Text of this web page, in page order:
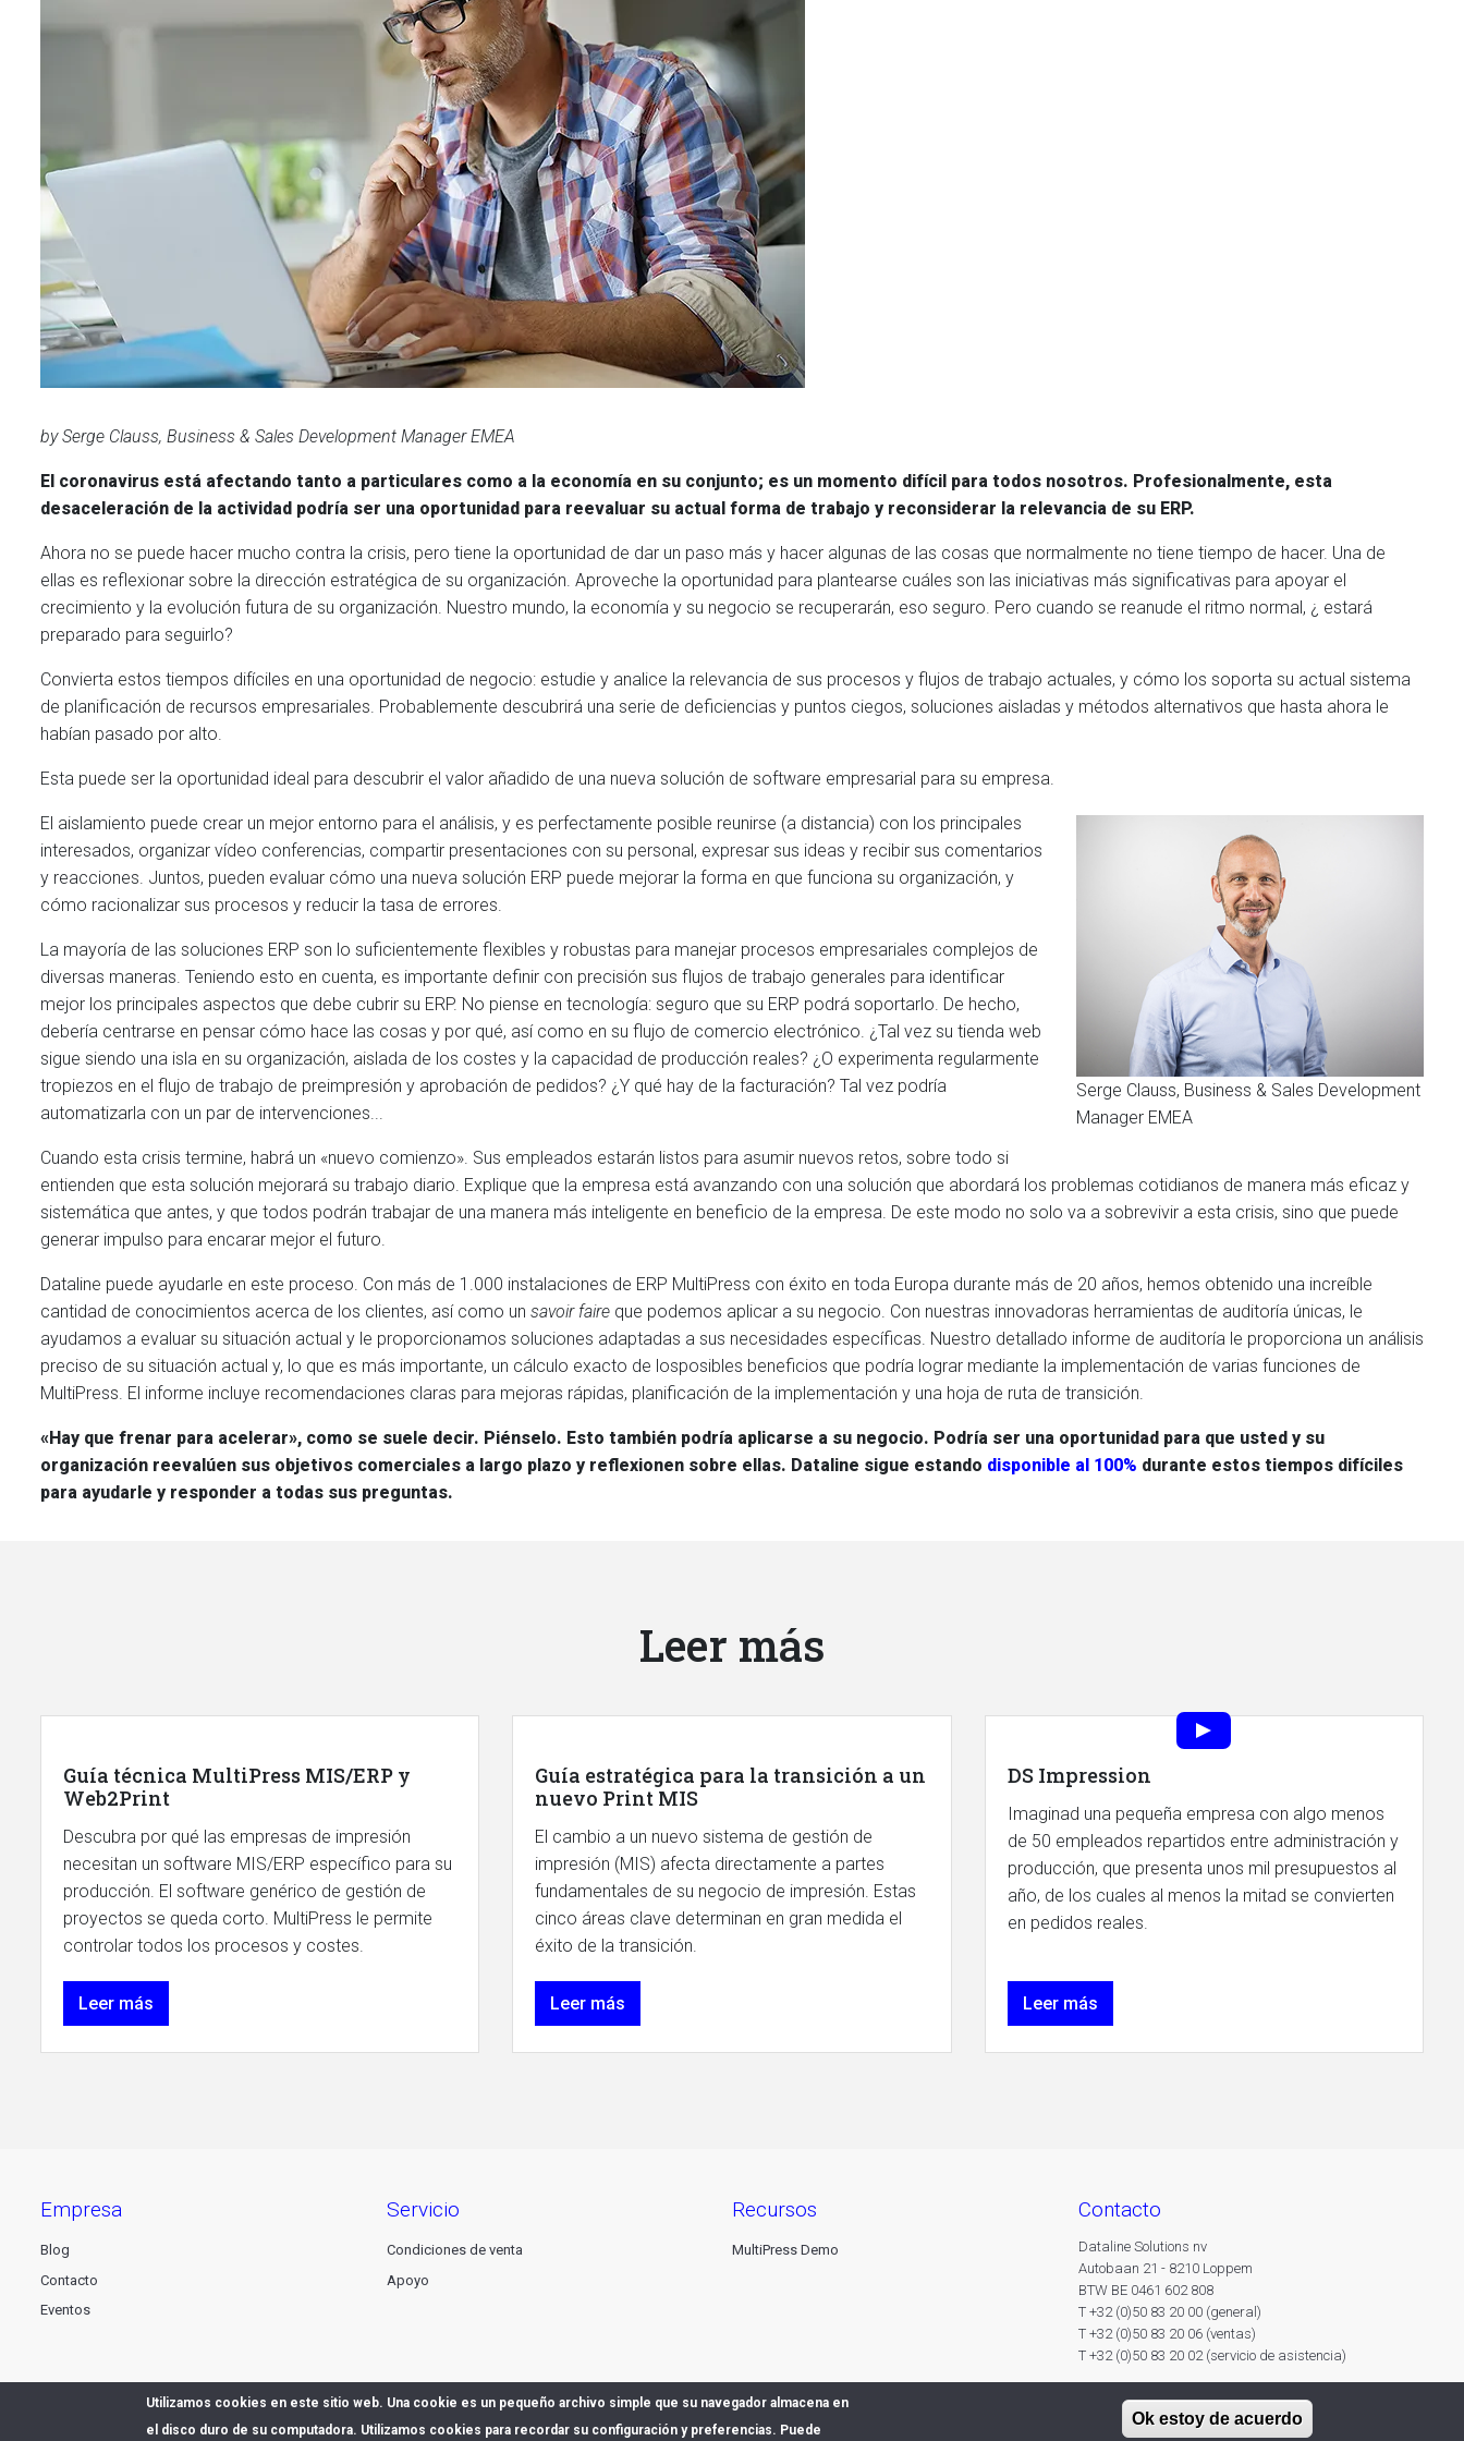
by Serge Clauss, Business & Sales Development Manager EMEA
El coronavirus está afectando tanto a particulares como a la economía en su conjunto; es un momento difícil para todos nosotros. Profesionalmente, esta
desaceleración de la actividad podría ser una oportunidad para reevaluar su actual forma de trabajo y reconsiderar la relevancia de su ERP.
Ahora no se puede hacer mucho contra la crisis, pero tiene la oportunidad de dar un paso más y hacer algunas de las cosas que normalmente no tiene tiempo de hacer. Una de
ellas es reflexionar sobre la dirección estratégica de su organización. Aproveche la oportunidad para plantearse cuáles son las iniciativas más significativas para apoyar el
crecimiento y la evolución futura de su organización. Nuestro mundo, la economía y su negocio se recuperarán, eso seguro. Pero cuando se reanude el ritmo normal, ¿ estará
preparado para seguirlo?
Convierta estos tiempos difíciles en una oportunidad de negocio: estudie y analice la relevancia de sus procesos y flujos de trabajo actuales, y cómo los soporta su actual sistema
de planificación de recursos empresariales. Probablemente descubrirá una serie de deficiencias y puntos ciegos, soluciones aisladas y métodos alternativos que hasta ahora le
habían pasado por alto.
Esta puede ser la oportunidad ideal para descubrir el valor añadido de una nueva solución de software empresarial para su empresa.
Serge Clauss, Business & Sales Development
Manager EMEA
El aislamiento puede crear un mejor entorno para el análisis, y es perfectamente posible reunirse (a distancia) con los principales
interesados, organizar vídeo conferencias, compartir presentaciones con su personal, expresar sus ideas y recibir sus comentarios
y reacciones. Juntos, pueden evaluar cómo una nueva solución ERP puede mejorar la forma en que funciona su organización, y
cómo racionalizar sus procesos y reducir la tasa de errores.
La mayoría de las soluciones ERP son lo suficientemente flexibles y robustas para manejar procesos empresariales complejos de
diversas maneras. Teniendo esto en cuenta, es importante definir con precisión sus flujos de trabajo generales para identificar
mejor los principales aspectos que debe cubrir su ERP. No piense en tecnología: seguro que su ERP podrá soportarlo. De hecho,
debería centrarse en pensar cómo hace las cosas y por qué, así como en su flujo de comercio electrónico. ¿Tal vez su tienda web
sigue siendo una isla en su organización, aislada de los costes y la capacidad de producción reales? ¿O experimenta regularmente
tropiezos en el flujo de trabajo de preimpresión y aprobación de pedidos? ¿Y qué hay de la facturación? Tal vez podría
automatizarla con un par de intervenciones...
Cuando esta crisis termine, habrá un «nuevo comienzo». Sus empleados estarán listos para asumir nuevos retos, sobre todo si
entienden que esta solución mejorará su trabajo diario. Explique que la empresa está avanzando con una solución que abordará los problemas cotidianos de manera más eficaz y
sistemática que antes, y que todos podrán trabajar de una manera más inteligente en beneficio de la empresa. De este modo no solo va a sobrevivir a esta crisis, sino que puede
generar impulso para encarar mejor el futuro.
Dataline puede ayudarle en este proceso. Con más de 1.000 instalaciones de ERP MultiPress con éxito en toda Europa durante más de 20 años, hemos obtenido una increíble
cantidad de conocimientos acerca de los clientes, así como un savoir faire que podemos aplicar a su negocio. Con nuestras innovadoras herramientas de auditoría únicas, le
ayudamos a evaluar su situación actual y le proporcionamos soluciones adaptadas a sus necesidades específicas. Nuestro detallado informe de auditoría le proporciona un análisis
preciso de su situación actual y, lo que es más importante, un cálculo exacto de losposibles beneficios que podría lograr mediante la implementación de varias funciones de
MultiPress. El informe incluye recomendaciones claras para mejoras rápidas, planificación de la implementación y una hoja de ruta de transición.
«Hay que frenar para acelerar», como se suele decir. Piénselo. Esto también podría aplicarse a su negocio. Podría ser una oportunidad para que usted y su
organización reevalúen sus objetivos comerciales a largo plazo y reflexionen sobre ellas. Dataline sigue estando disponible al 100% durante estos tiempos difíciles
para ayudarle y responder a todas sus preguntas.
Leer más
Guía técnica MultiPress MIS/ERP y
Web2Print
Descubra por qué las empresas de impresión
necesitan un software MIS/ERP específico para su
producción. El software genérico de gestión de
proyectos se queda corto. MultiPress le permite
controlar todos los procesos y costes.
Leer más
Guía estratégica para la transición a un
nuevo Print MIS
El cambio a un nuevo sistema de gestión de
impresión (MIS) afecta directamente a partes
fundamentales de su negocio de impresión. Estas
cinco áreas clave determinan en gran medida el
éxito de la transición.
Leer más
DS Impression
Imaginad una pequeña empresa con algo menos
de 50 empleados repartidos entre administración y
producción, que presenta unos mil presupuestos al
año, de los cuales al menos la mitad se convierten
en pedidos reales.
Leer más
empresa
Blog
Contacto
Eventos
servicio
Condiciones de venta
Apoyo
recursos
MultiPress Demo
contacto
Dataline Solutions nv
Autobaan 21 - 8210 Loppem
BTW BE 0461 602 808
T +32 (0)50 83 20 00 (general)
T +32 (0)50 83 20 06 (ventas)
T +32 (0)50 83 20 02 (servicio de asistencia)
Utilizamos cookies en este sitio web. Una cookie es un pequeño archivo simple que su navegador almacena en
el disco duro de su computadora. Utilizamos cookies para recordar su configuración y preferencias. Puede
Ok estoy de acuerdo